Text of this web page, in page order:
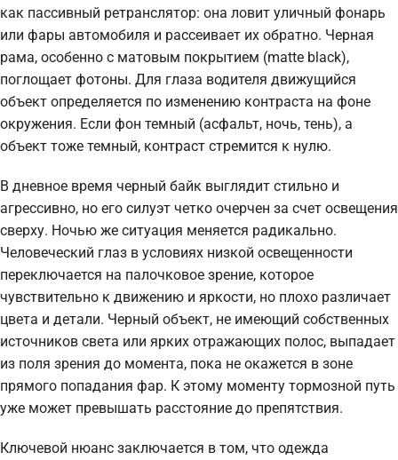
как пассивный ретранслятор: она ловит уличный фонарь
или фары автомобиля и рассеивает их обратно. Черная
рама, особенно с матовым покрытием (matte black),
поглощает фотоны. Для глаза водителя движущийся
объект определяется по изменению контраста на фоне
окружения. Если фон темный (асфальт, ночь, тень), а
объект тоже темный, контраст стремится к нулю.
В дневное время черный байк выглядит стильно и
агрессивно, но его силуэт четко очерчен за счет освещения
сверху. Ночью же ситуация меняется радикально.
Человеческий глаз в условиях низкой освещенности
переключается на палочковое зрение, которое
чувствительно к движению и яркости, но плохо различает
цвета и детали. Черный объект, не имеющий собственных
источников света или ярких отражающих полос, выпадает
из поля зрения до момента, пока не окажется в зоне
прямого попадания фар. К этому моменту тормозной путь
уже может превышать расстояние до препятствия.
Ключевой нюанс заключается в том, что одежда